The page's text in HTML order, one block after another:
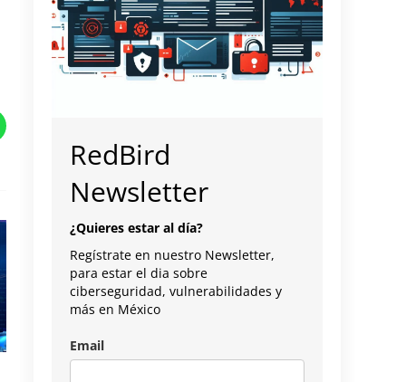
RedBird
Newsletter
¿Quieres estar al día?
Regístrate en nuestro Newsletter,
para estar el dia sobre
ciberseguridad, vulnerabilidades y
más en México
Email